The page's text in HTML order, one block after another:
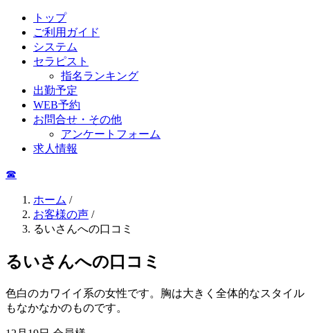
トップ
ご利用ガイド
システム
セラピスト
指名ランキング
出勤予定
WEB予約
お問合せ・その他
アンケートフォーム
求人情報
☎︎
ホーム /
お客様の声 /
るいさんへの口コミ
るいさんへの口コミ
色白のカワイイ系の女性です。胸は大きく全体的なスタイル
もなかなかのものです。